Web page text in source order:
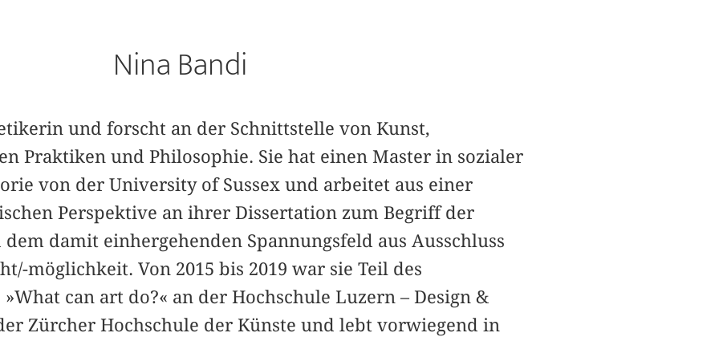
Nina Bandi
und forscht an der Schnittstelle von Kunst,
Praktiken und Philosophie. Sie hat einen Master in sozialer
von der University of Sussex und arbeitet aus einer
Perspektive an ihrer Dissertation zum Begriff der
damit einhergehenden Spannungsfeld aus Ausschluss
möglichkeit. Von 2015 bis 2019 war sie Teil des
can art do?« an der Hochschule Luzern – Design &
Zürcher Hochschule der Künste und lebt vorwiegend in